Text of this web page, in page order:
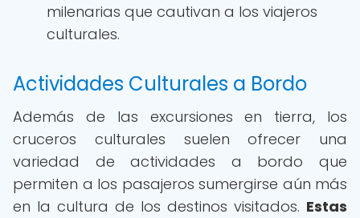
milenarias que cautivan a los viajeros
culturales.
Actividades Culturales a Bordo
Además de las excursiones en tierra, los
cruceros culturales suelen ofrecer una
variedad de actividades a bordo que
permiten a los pasajeros sumergirse aún más
en la cultura de los destinos visitados. Estas